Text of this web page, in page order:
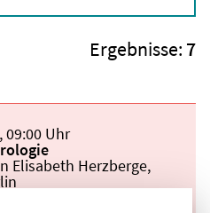
Ergebnisse: 7
,09:00 Uhr
Elisabeth Herzberge,